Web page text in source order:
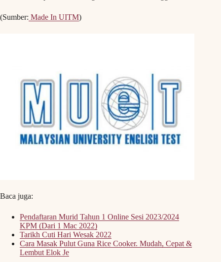
(Sumber: Made In UITM)
Baca juga:
Pendaftaran Murid Tahun 1 Online Sesi 2023/2024
KPM (Dari 1 Mac 2022)
Tarikh Cuti Hari Wesak 2022
Cara Masak Pulut Guna Rice Cooker. Mudah, Cepat &
Lembut Elok Je